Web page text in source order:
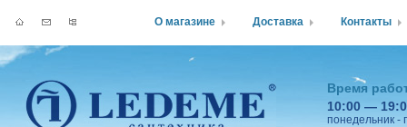
Время
10:00 —
понедельник -
О магазине Доставка Контакты